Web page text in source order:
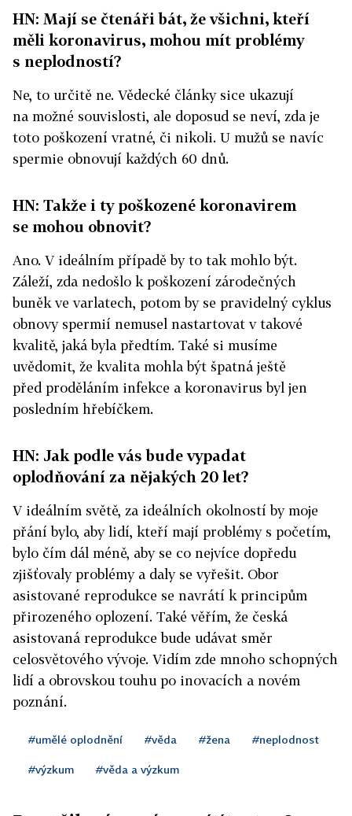
HN: Mají se čtenáři bát, že všichni, kteří
měli koronavirus, mohou mít problémy
s neplodností?
Ne, to určitě ne. Vědecké články sice ukazují
na možné souvislosti, ale doposud se neví, zda je
toto poškození vratné, či nikoli. U mužů se navíc
spermie obnovují každých 60 dnů.
HN: Takže i ty poškozené koronavirem
se mohou obnovit?
Ano. V ideálním případě by to tak mohlo být.
Záleží, zda nedošlo k poškození zárodečných
buněk ve varlatech, potom by se pravidelný cyklus
obnovy spermií nemusel nastartovat v takové
kvalitě, jaká byla předtím. Také si musíme
uvědomit, že kvalita mohla být špatná ještě
před proděláním infekce a koronavirus byl jen
posledním hřebíčkem.
HN: Jak podle vás bude vypadat
oplodňování za nějakých 20 let?
V ideálním světě, za ideálních okolností by moje
přání bylo, aby lidí, kteří mají problémy s početím,
bylo čím dál méně, aby se co nejvíce dopředu
zjišťovaly problémy a daly se vyřešit. Obor
asistované reprodukce se navrátí k principům
přirozeného oplození. Také věřím, že česká
asistovaná reprodukce bude udávat směr
celosvětového vývoje. Vidím zde mnoho schopných
lidí a obrovskou touhu po inovacích a novém
poznání.
#umělé oplodnění #věda #žena #neplodnost
#výzkum #věda a výzkum